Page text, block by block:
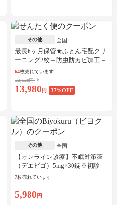
その他 全国
最長6ヶ月保管★ふとん宅配クリ
ーニング2枚＋防虫防カビ加工＋
しみ抜き
64枚売れています
22,528円
13,980 円 37%OFF
その他 全国
【オンライン診療】不眠対策薬
（デエビゴ）5mg×30錠※初診
料・送料込
7枚売れています
5,980 円